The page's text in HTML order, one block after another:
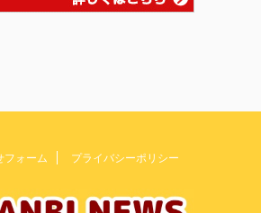
フォーム プライバシーポリシー